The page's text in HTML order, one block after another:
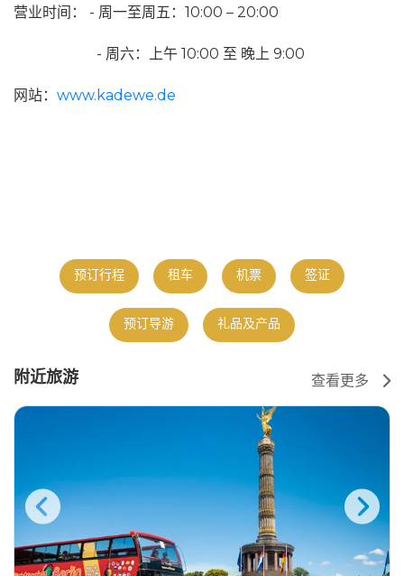
营业时间： - 周一至周五：10:00 – 20:00
- 周六：上午 10:00 至 晚上 9:00
网站： www.kadewe.de
预订行程 租车 机票 签证
预订导游 礼品及产品
附近旅游 查看更多